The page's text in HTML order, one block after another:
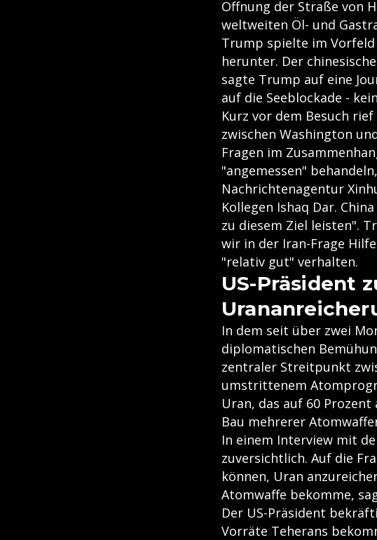
Öffnung der Straße von
weltweiten Öl- und
Trump spielte im Vorfeld
herunter. Der
sagte Trump auf eine
auf die Seeblockade -
Kurz vor dem Besuch
zwischen Washington
Fragen im
"angemessen"
Nachrichtenagentur
Kollegen Ishaq Dar.
zu diesem Ziel leisten".
wir in der Iran-Frage
"relativ gut" verhalten.
US-Präsident
In dem seit über zwei
diplomatischen
zentraler Streitpunkt
umstrittenem
Uran, das auf 60
Bau mehrerer
In einem Interview mit
zuversichtlich. Auf die
können, Uran
Atomwaffe bekomme,
Der US-Präsident
Vorräte Teherans